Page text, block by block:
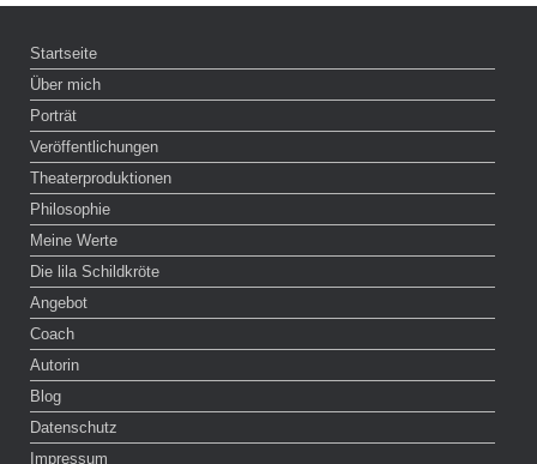
Startseite
Über mich
Porträt
Veröffentlichungen
Theaterproduktionen
Philosophie
Meine Werte
Die lila Schildkröte
Angebot
Coach
Autorin
Blog
Datenschutz
Impressum